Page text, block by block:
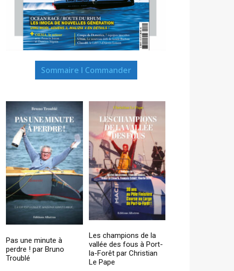
Sommaire I Commander
Pas une minute à
perdre ! par Bruno
Troublé
Les champions de la
vallée des fous à Port-
la-Forêt par Christian
Le Pape